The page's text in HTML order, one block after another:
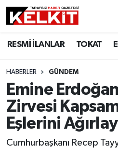
RESMİ İLANLAR TOKAT
HABERLER GÜNDEM
Emine
Zirvesi
Eşlerini
Cumhurbaşkanı Recep